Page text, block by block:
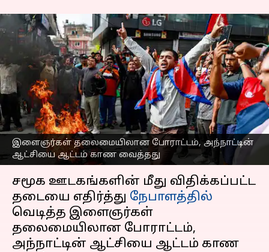
இளைஞர்கள் தலைமையிலான போராட்டம், அந்நாட்டின்
ஆட்சியை ஆட்டம் காண வைத்தது
இளைஞர்கள்,
கலவரத்திற்கான
காரணம்: வங்கதேச
போராட்டம் vs நேபாள
போராட்டம்- ஒரு பார்வை
எழுதியவர் Venkatalakshmi V Sep 09, 2025 05:27 pm
செய்தி முன்னோட்டம்
சமூக ஊடகங்களின் மீது விதிக்கப்பட்ட
தடையை எதிர்த்து நேபாளத்தில்
வெடித்த இளைஞர்கள்
தலைமையிலான போராட்டம்,
அந்நாட்டின் ஆட்சியை ஆட்டம் காண